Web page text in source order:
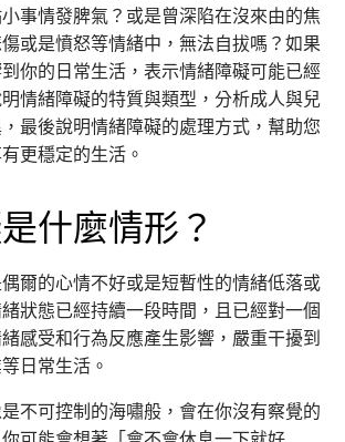
事情發脾氣？或是曾深陷在沒來由的焦
或是憤怒等情緒中，無法自拔嗎？如果
你的日常生活，表示情緒障礙可能已經
情緒障礙的特質與類型，分析成人與兒
最後說明情緒障礙的處理方式，幫助您
更穩定的生活。
什麼情形？
爾的心情不好或是短暫性的情緒低落或
狀態已經持續一段時間，且已經對一個
感受和行為反應產生影響，嚴重干擾到
日常生活。
不可控制的海嘯般，會在你沒有察覺的